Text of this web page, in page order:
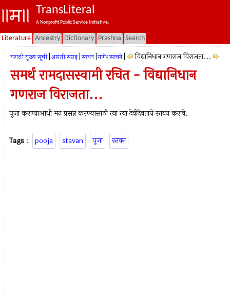
TransLiteral
A Nonprofit Public Service Initiative.
Literature Ancestry Dictionary Prashna Search
मराठी मुख्य सूची आरती संग्रह स्तवन गणेशस्तवनें विद्यानिधान गणराज विराजता...
समर्थ रामदासस्वामी रचित - विद्यानिधान
गणराज विराजता...
पूजा करण्याआधी मन प्रसन्न करण्यासाठी त्या त्या देवीदेवताचे स्तवन करावे.
Tags : pooja stavan पूजा स्तवन